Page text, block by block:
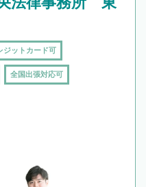
ジットカード可
全国出張対応可